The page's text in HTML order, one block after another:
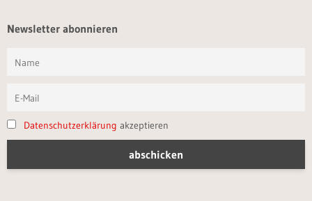
Newsletter abonnieren
Datenschutzerklärung akzeptieren